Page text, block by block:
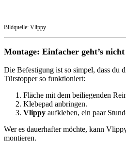
Bildquelle: Vlippy
Montage: Einfacher geht’s nicht
Die Befestigung ist so simpel, dass du
Türstopper so funktioniert:
Fläche mit dem beiliegenden
Klebepad anbringen.
Vlippy aufkleben, ein paar
Wer es dauerhafter möchte, kann
montieren.